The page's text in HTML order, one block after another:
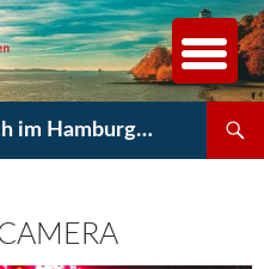
Pfarrei St. Maria | Katholisch im Hamburger Westen